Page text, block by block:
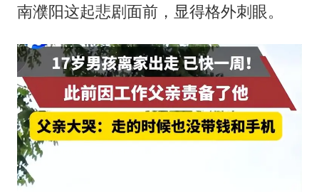
国内发现多起“Sorry”勒索病毒攻击
易烊千玺金鸡百花双料影帝
南濮阳这起悲剧面前，显得格外刺眼。